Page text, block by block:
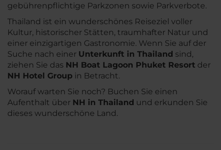
gebührenpflichtige Parkzonen sowie Parkverbote.
Thailand ist ein wunderschönes Reiseziel voller
Kultur, historischer Stätten, traumhafter Natur und
einer einzigartigen Gastronomie. Wenn Sie auf der
Suche nach einer Unterkunft in Thailand sind,
ziehen Sie das NH Boat Lagoon Phuket Resort der
NH Hotel Group in Betracht.
Worauf warten Sie noch? Buchen Sie einen
Aufenthalt über NH in Thailand und erkunden Sie
dieses wunderschöne Land.